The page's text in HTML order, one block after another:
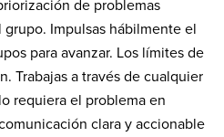
de problemas
Impulsas hábilmente el
para avanzar. Los límites de
Trabajas a través de cualquier
requiera el problema en
clara y accionable